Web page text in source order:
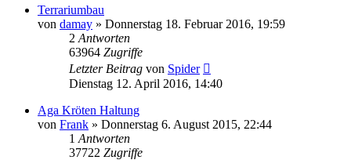
Terrariumbau
von damay » Donnerstag 18. Februar 2016, 19:59
2 Antworten
63964 Zugriffe
Letzter Beitrag von Spider
Dienstag 12. April 2016, 14:40
Aga Kröten Haltung
von Frank » Donnerstag 6. August 2015, 22:44
1 Antworten
37722 Zugriffe